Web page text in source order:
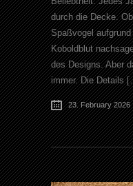
durch die Decke.
Spaßvogel
Koboldblut
des Designs. Aber
immer. Die Details
23. February 2026